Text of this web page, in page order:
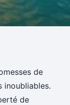
un
de
inoubliables.
de